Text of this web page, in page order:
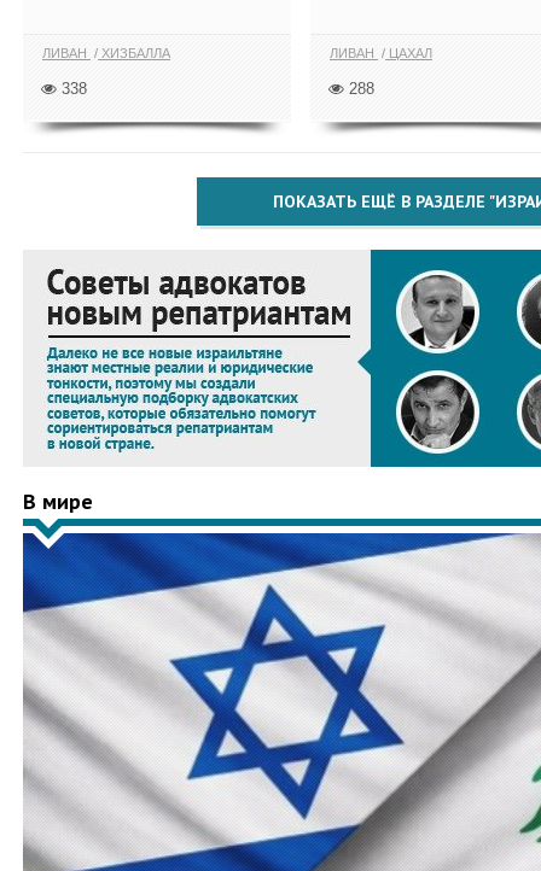
ЛИВАН ХИЗБАЛЛА
338
ЛИВАН ЦАХАЛ
288
ПОКАЗАТЬ ЕЩЁ В РАЗДЕЛЕ
В мире